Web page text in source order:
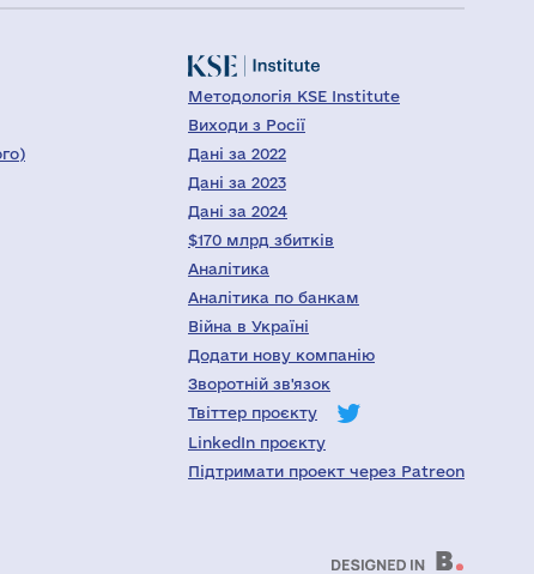
Методологія KSE Institute
Виходи з Росії
Дані за 2022
Дані за 2023
Дані за 2024
$170 млрд збитків
Аналітика
Аналітика по банкам
Війна в Україні
Додати нову компанію
Зворотній зв'язок
Твіттер проєкту
LinkedIn проєкту
Підтримати проект через Patreon